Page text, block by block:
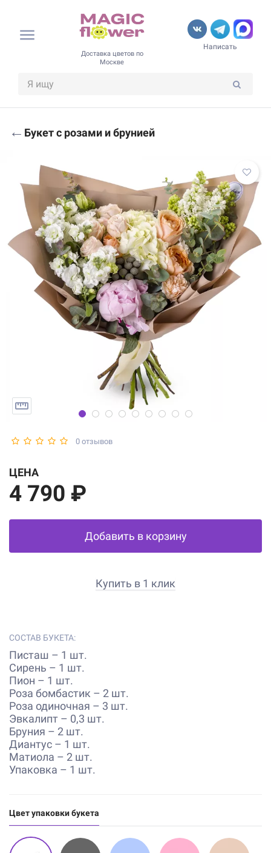
Доставка цветов по
Москве
Написать
← Букет с розами и брунией
0 отзывов
ЦЕНА
4 790 ₽
Добавить в корзину
Купить в 1 клик
СОСТАВ БУКЕТА:
Писташ – 1 шт.
Сирень – 1 шт.
Пион – 1 шт.
Роза бомбастик – 2 шт.
Роза одиночная – 3 шт.
Эвкалипт – 0,3 шт.
Бруния – 2 шт.
Диантус – 1 шт.
Матиола – 2 шт.
Упаковка – 1 шт.
Цвет упаковки букета